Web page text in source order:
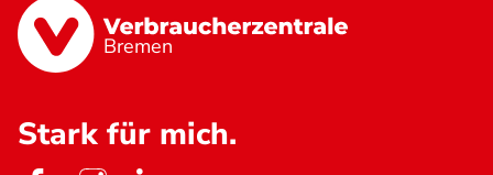
Bremen
Stark für mich.